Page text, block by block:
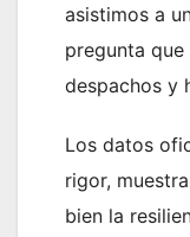
asistimos a
pregunta que
despachos y
Los datos
rigor,
bien la